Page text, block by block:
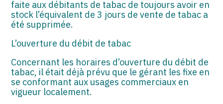
faite aux débitants de tabac de toujours avoir en
stock l’équivalent de 3 jours de vente de tabac a
été supprimée.
L’ouverture du débit de tabac
Concernant les horaires d’ouverture du débit de
tabac, il était déjà prévu que le gérant les fixe en
se conformant aux usages commerciaux en
vigueur localement.